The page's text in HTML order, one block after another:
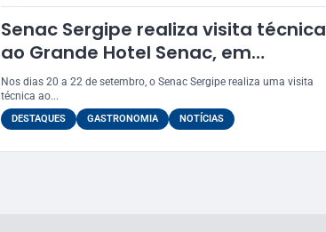
Senac Sergipe realiza visita técnica
ao Grande Hotel Senac, em
Campos do Jordão
Nos dias 20 a 22 de setembro, o Senac Sergipe realiza uma visita
técnica ao...
DESTAQUES GASTRONOMIA NOTÍCIAS